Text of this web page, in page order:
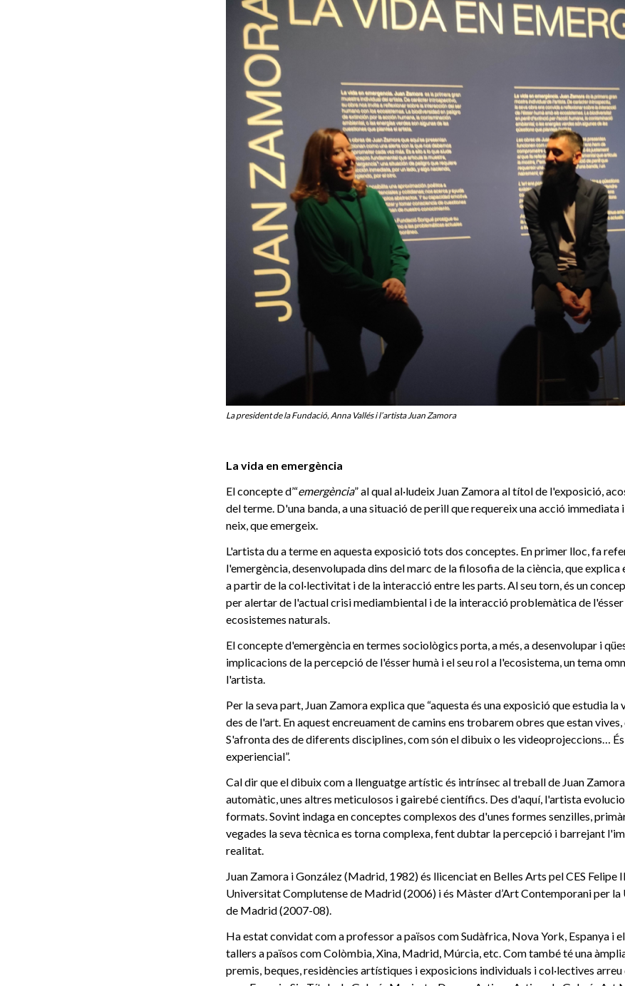
La president de la Fundació, Anna Vallés i l’artista Juan Zamora
La vida en emergència
El concepte d’“emergència” al qual al·ludeix Juan Zamora al títol de l'exposició,
del terme. D'una banda, a una situació de perill que requereix una acció immediata
neix, que emergeix.
L'artista du a terme en aquesta exposició tots dos conceptes. En primer lloc, fa
l'emergència, desenvolupada dins del marc de la filosofia de la ciència, que explica
a partir de la col·lectivitat i de la interacció entre les parts. Al seu torn, és un
per alertar de l'actual crisi mediambiental i de la interacció problemàtica de l'ésser
ecosistemes naturals.
El concepte d'emergència en termes sociològics porta, a més, a desenvolupar i
implicacions de la percepció de l'ésser humà i el seu rol a l'ecosistema, un tema
l'artista.
Per la seva part, Juan Zamora explica que “aquesta és una exposició que estudia la
des de l'art. En aquest encreuament de camins ens trobarem obres que estan vives,
S'afronta des de diferents disciplines, com són el dibuix o les videoprojeccions…
experiencial”.
Cal dir que el dibuix com a llenguatge artístic és intrínsec al treball de Juan
automàtic, unes altres meticulosos i gairebé científics. Des d'aquí, l'artista
formats. Sovint indaga en conceptes complexos des d'unes formes senzilles,
vegades la seva tècnica es torna complexa, fent dubtar la percepció i barrejant
realitat.
Juan Zamora i González (Madrid, 1982) és llicenciat en Belles Arts pel CES Felipe II
Universitat Complutense de Madrid (2006) i és Màster d’Art Contemporani per
de Madrid (2007-08).
Ha estat convidat com a professor a països com Sudàfrica, Nova York, Espanya i
tallers a països com Colòmbia, Xina, Madrid, Múrcia, etc. Com també té una
premis, beques, residències artístiques i exposicions individuals i col·lectives arreu